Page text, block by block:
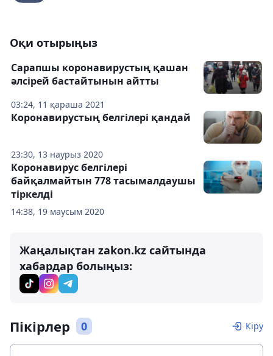
Оқи отырыңыз
03:24, 11 қараша 2021
Сарапшы коронавирустың қашан
әлсірей бастайтынын айтты
23:30, 13 наурыз 2020
Коронавирустың белгілері қандай
14:38, 19 маусым 2020
Коронавирус белгілері
байқалмайтын 778 тасымалдаушы
тіркелді
Жаңалықтан zakon.kz сайтында
хабардар болыңыз:
Пікірлер 0 Кіру